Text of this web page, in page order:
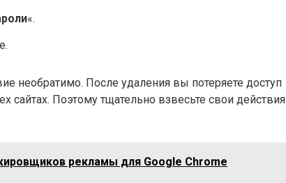
«.
необратимо. После удаления вы потеряете доступ
сайтах. Поэтому тщательно взвесьте свои действия
рекламы для Google Chrome